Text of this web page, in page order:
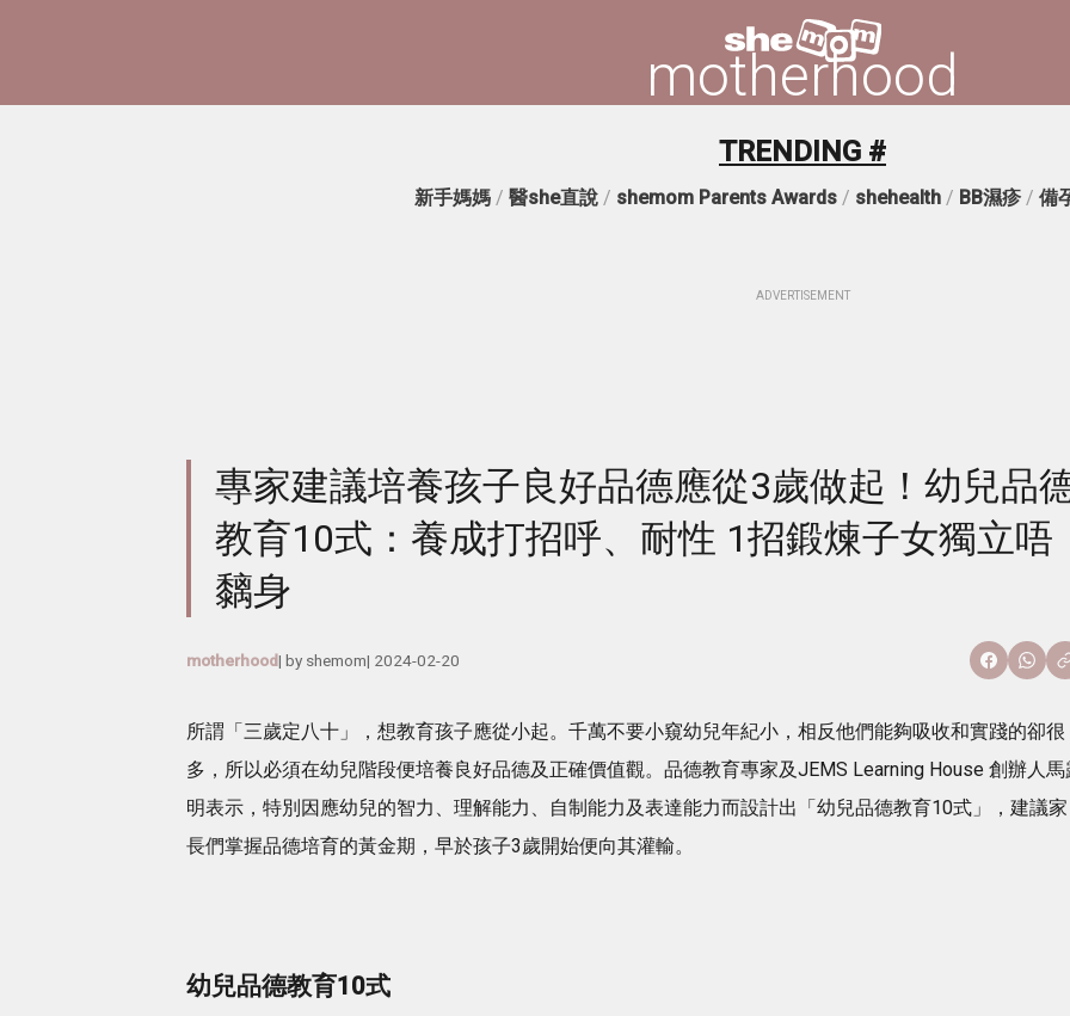
motherhood
TRENDING #
新手媽媽 / 醫she直說 / shemom Parents Awards / shehealth / BB濕疹 / 備
ADVERTISEMENT
專家建議培養孩子良好品德應從3歲做起！幼兒品
教育10式：養成打招呼、耐性 1招鍛煉子女獨立唔
黐身
motherhood| by shemom| 2024-02-20
所謂「三歲定八十」，想教育孩子應從小起。千萬不要小窺幼兒年紀小，相反他們能夠吸收和實踐的卻很
多，所以必須在幼兒階段便培養良好品德及正確價值觀。品德教育專家及JEMS Learning House 創辦人馬
明表示，特別因應幼兒的智力、理解能力、自制能力及表達能力而設計出「幼兒品德教育10式」，建議家
長們掌握品德培育的黃金期，早於孩子3歲開始便向其灌輸。
幼兒品德教育10式